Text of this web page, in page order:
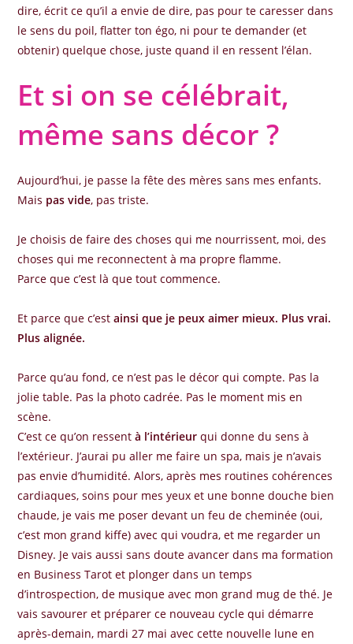
dire, écrit ce qu’il a envie de dire, pas pour te caresser dans
le sens du poil, flatter ton égo, ni pour te demander (et
obtenir) quelque chose, juste quand il en ressent l’élan.
Et si on se célébrait,
même sans décor ?
Aujourd’hui, je passe la fête des mères sans mes enfants.
Mais pas vide, pas triste.
Je choisis de faire des choses qui me nourrissent, moi, des
choses qui me reconnectent à ma propre flamme.
Parce que c’est là que tout commence.
Et parce que c’estainsi que je peux aimer mieux. Plus vrai.
Plus alignée.
Parce qu’au fond, ce n’est pas le décor qui compte. Pas la
jolie table. Pas la photo cadrée. Pas le moment mis en
scène.
C’est ce qu’on ressentà l’intérieur qui donne du sens à
l’extérieur. J’aurai pu aller me faire un spa, mais je n’avais
pas envie d’humidité. Alors, après mes routines cohérences
cardiaques, soins pour mes yeux et une bonne douche bien
chaude, je vais me poser devant un feu de cheminée (oui,
c’est mon grand kiffe) avec qui voudra, et me regarder un
Disney. Je vais aussi sans doute avancer dans ma formation
en Business Tarot et plonger dans un temps
d’introspection, de musique avec mon grand mug de thé. Je
vais savourer et préparer ce nouveau cycle qui démarre
après-demain, mardi 27 mai avec cette nouvelle lune en